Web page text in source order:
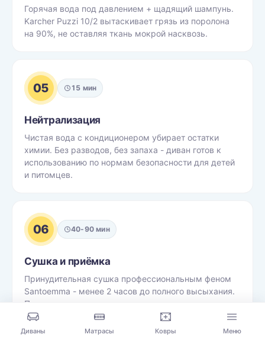
Горячая вода под давлением + щадящий шампунь.
Karcher Puzzi 10/2 вытаскивает грязь из поролона
на 90%, не оставляя ткань мокрой насквозь.
05 15 мин
Нейтрализация
Чистая вода с кондиционером убирает остатки
химии. Без разводов, без запаха - диван готов к
использованию по нормам безопасности для детей
и питомцев.
06 40-90 мин
Сушка и приёмка
Принудительная сушка профессиональным феном
Santoemma - менее 2 часов до полного высыхания.
Показываем результат, акт и оплата - после вашего
осмотра.
Диваны Матрасы Ковры Меню